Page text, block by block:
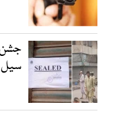
جشن
سیل